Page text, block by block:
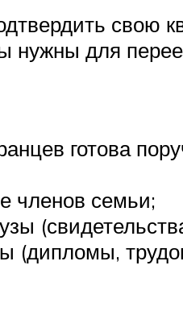
свою
нужны для
готова
членов семьи;
(дипломы,